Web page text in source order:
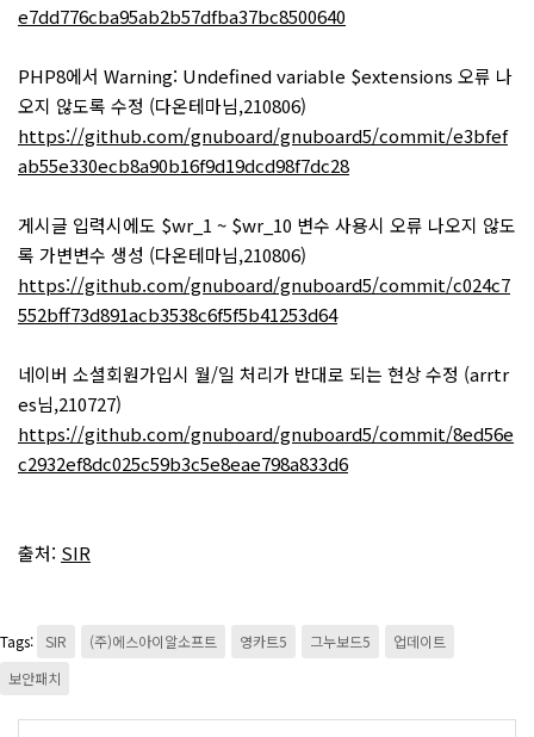
e7dd776cba95ab2b57dfba37bc8500640
PHP8에서 Warning: Undefined variable $extensions 오류 나
오지 않도록 수정 (다온테마님,210806)
https://github.com/gnuboard/gnuboard5/commit/e3bfef
ab55e330ecb8a90b16f9d19dcd98f7dc28
게시글 입력시에도 $wr_1 ~ $wr_10 변수 사용시 오류 나오지 않도
록 가변변수 생성 (다온테마님,210806)
https://github.com/gnuboard/gnuboard5/commit/c024c7
552bff73d891acb3538c6f5f5b41253d64
네이버 소셜회원가입시 월/일 처리가 반대로 되는 현상 수정 (arrtr
es님,210727)
https://github.com/gnuboard/gnuboard5/commit/8ed56e
c2932ef8dc025c59b3c5e8eae798a833d6
출처: SIR
Tags: SIR (주)에스아이알소프트 영카트5 그누보드5
업데이트
보안패치